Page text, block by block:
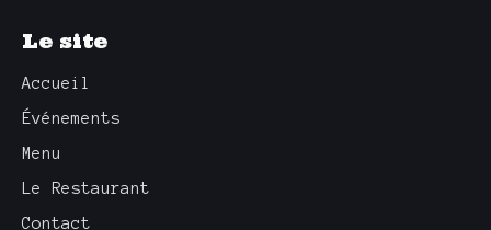
Le site
Accueil
Événements
Menu
Le Restaurant
Contact